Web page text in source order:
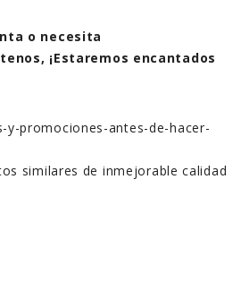
o necesita
¡Estaremos encantados
similares de inmejorable calidad